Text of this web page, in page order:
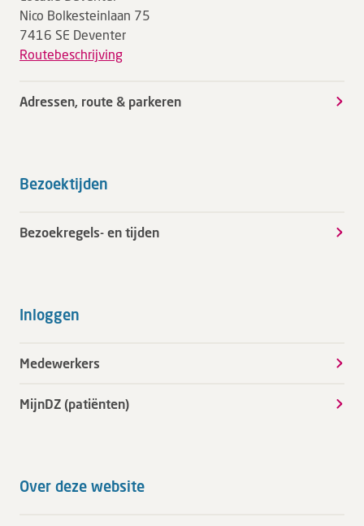
Nico Bolkesteinlaan 75
7416 SE Deventer
Routebeschrijving
Adressen, route & parkeren
Bezoektijden
Bezoekregels- en tijden
Inloggen
Medewerkers
MijnDZ (patiënten)
Over deze website